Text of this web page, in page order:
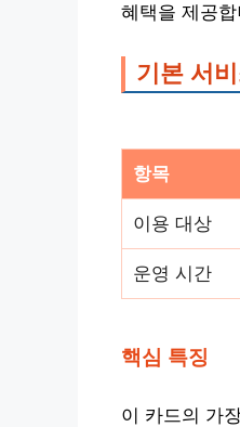
혜택을 제공
기본 서
항목
이용 대상
운영 시간
핵심 특징
이 카드의 가